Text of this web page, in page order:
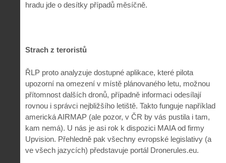
hradu jde o desítky případů měsíčně.
Strach z teroristů
ŘLP proto analyzuje dostupné aplikace, které pilota
upozorní na omezení v místě plánovaného letu, možnou
přítomnost dalších dronů, případně informaci odesílají
rovnou i správci nejbližšího letiště. Takto funguje například
americká AIRMAP (ale pozor, v ČR by vás pustila i tam,
kam nemá). U nás je asi rok k dispozici MAIA od firmy
Upvision. Přehledně pak všechny evropské legislativy (a
ve všech jazycích) představuje portál Dronerules.eu.